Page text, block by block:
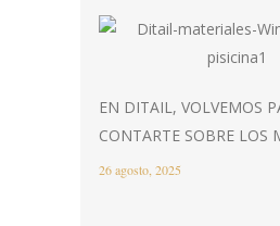
EN DITAIL, VOLVEMOS
CONTARTE SOBRE LOS
26 agosto, 2025